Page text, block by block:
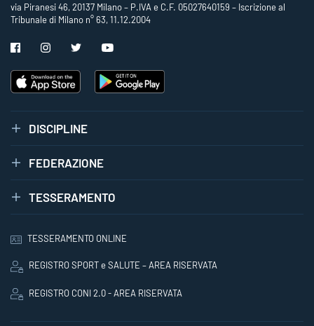
via Piranesi 46, 20137 Milano – P.IVA e C.F. 05027640159 – Iscrizione al
Tribunale di Milano n° 63, 11.12.2004
DISCIPLINE
FEDERAZIONE
TESSERAMENTO
TESSERAMENTO ONLINE
REGISTRO SPORT e SALUTE – AREA RISERVATA
REGISTRO CONI 2.0 - AREA RISERVATA